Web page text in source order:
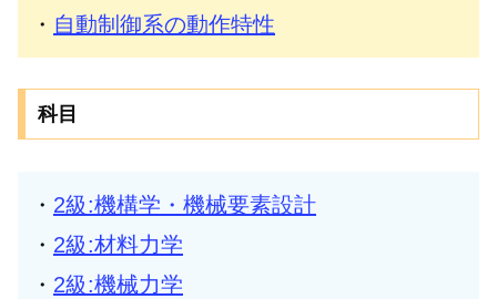
・ 自動制御系の動作特性
科目
・ 2級:機構学・機械要素設計
・ 2級:材料力学
・ 2級:機械力学